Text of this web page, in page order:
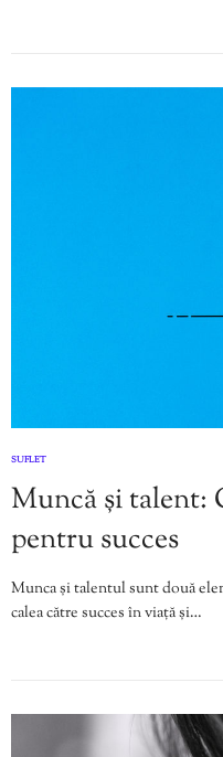
SUFLET
Muncă și
pentru succes
Munca și talentul sunt două
calea către succes în viață și…